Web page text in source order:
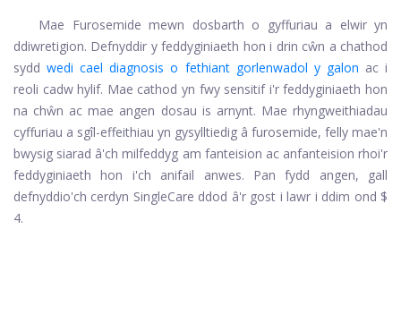
Mae Furosemide mewn dosbarth o gyffuriau a elwir yn
ddiwretigion. Defnyddir y feddyginiaeth hon i drin cŵn a chathod
sydd wedi cael diagnosis o fethiant gorlenwadol y galon ac i
reoli cadw hylif. Mae cathod yn fwy sensitif i'r feddyginiaeth hon
na chŵn ac mae angen dosau is arnynt. Mae rhyngweithiadau
cyffuriau a sgîl-effeithiau yn gysylltiedig â furosemide, felly mae'n
bwysig siarad â'ch milfeddyg am fanteision ac anfanteision rhoi'r
feddyginiaeth hon i'ch anifail anwes. Pan fydd angen, gall
defnyddio'ch cerdyn SingleCare ddod â'r gost i lawr i ddim ond $
4.